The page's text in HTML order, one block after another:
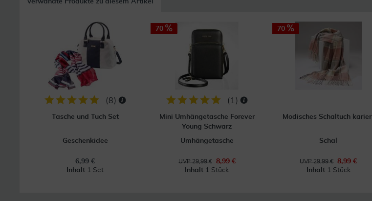
Verwandte Produkte zu diesem Artikel
(8)
Tasche und Tuch Set
Geschenkidee
6,99 €
Inhalt 1 Set
70
( 1 )
Mini Umhängetasche Forever
Young Schwarz
Umhängetasche
UVP 29,99 €
8,99 €
Inhalt 1 Stück
70
Modisches Schaltuch
Schal
UVP 29,99 €
8,99 €
Inhalt 1 Stück